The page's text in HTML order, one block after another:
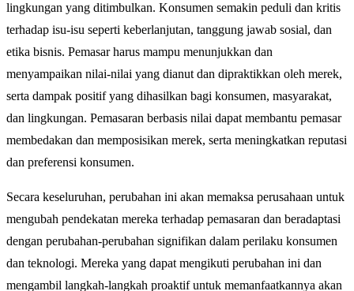
lingkungan yang ditimbulkan. Konsumen semakin peduli dan kritis
terhadap isu-isu seperti keberlanjutan, tanggung jawab sosial, dan
etika bisnis. Pemasar harus mampu menunjukkan dan
menyampaikan nilai-nilai yang dianut dan dipraktikkan oleh merek,
serta dampak positif yang dihasilkan bagi konsumen, masyarakat,
dan lingkungan. Pemasaran berbasis nilai dapat membantu pemasar
membedakan dan memposisikan merek, serta meningkatkan reputasi
dan preferensi konsumen.
Secara keseluruhan, perubahan ini akan memaksa perusahaan untuk
mengubah pendekatan mereka terhadap pemasaran dan beradaptasi
dengan perubahan-perubahan signifikan dalam perilaku konsumen
dan teknologi. Mereka yang dapat mengikuti perubahan ini dan
mengambil langkah-langkah proaktif untuk memanfaatkannya akan